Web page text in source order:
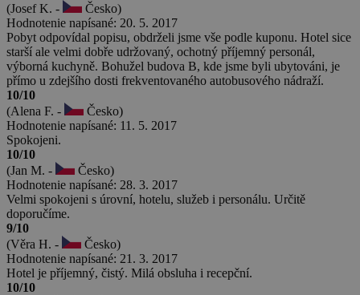
(Josef K. -
Česko)
Hodnotenie napísané: 20. 5. 2017
Pobyt odpovídal popisu, obdrželi jsme vše podle kuponu. Hotel sice
starší ale velmi dobře udržovaný, ochotný příjemný personál,
výborná kuchyně. Bohužel budova B, kde jsme byli ubytováni, je
přímo u zdejšího dosti frekventovaného autobusového nádraží.
10/10
(Alena F. -
Česko)
Hodnotenie napísané: 11. 5. 2017
Spokojeni.
10/10
(Jan M. -
Česko)
Hodnotenie napísané: 28. 3. 2017
Velmi spokojeni s úrovní, hotelu, služeb i personálu. Určitě
doporučíme.
9/10
(Věra H. -
Česko)
Hodnotenie napísané: 21. 3. 2017
Hotel je příjemný, čistý. Milá obsluha i recepční.
10/10